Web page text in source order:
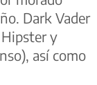
Dark Vader
Hipster y
así como